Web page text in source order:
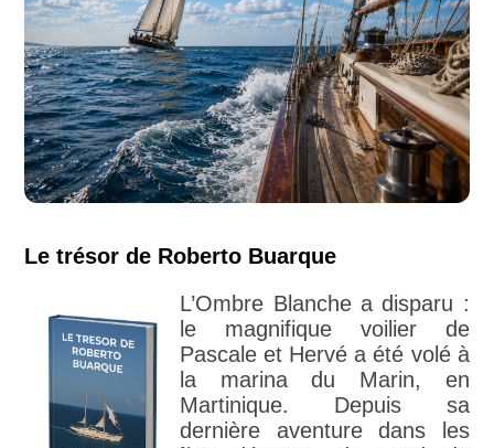
Le trésor de Roberto Buarque
L’Ombre Blanche a disparu :
le magnifique voilier de
Pascale et Hervé a été volé à
la marina du Marin, en
Martinique. Depuis sa
dernière aventure dans les